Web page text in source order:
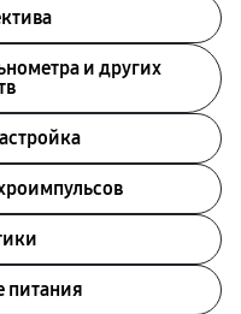
и других
питания